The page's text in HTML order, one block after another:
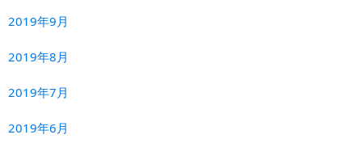
2019年9月
2019年8月
2019年7月
2019年6月